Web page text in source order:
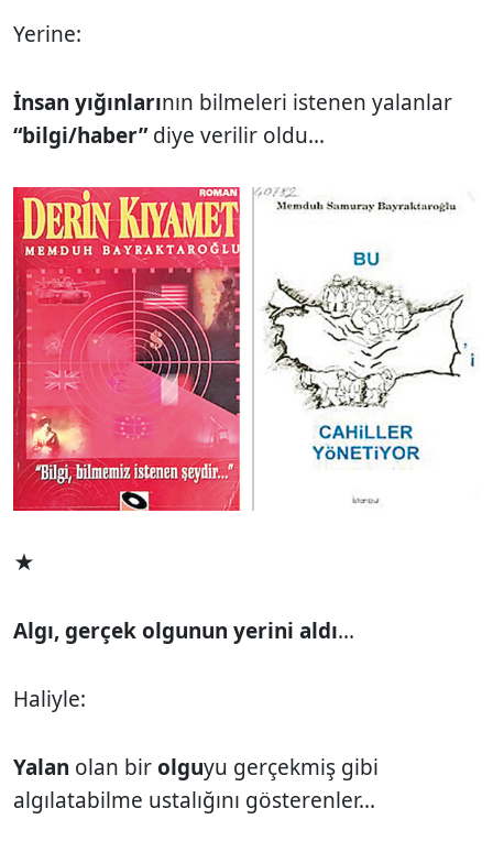
Yerine:
İnsan yığınlarının bilmeleri istenen yalanlar
“bilgi/haber”diye verilir oldu...
★
Algı, gerçek olgunun yerini aldı...
Haliyle:
Yalan olan birolguyu gerçekmiş gibi
algılatabilme ustalığını gösterenler...